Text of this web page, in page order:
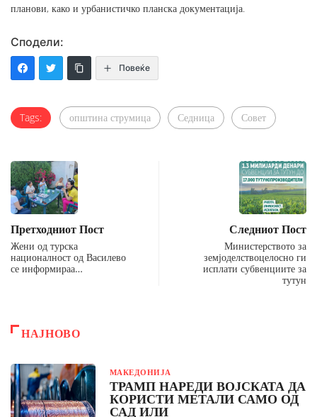
планови, како и урбанистичко планска документација.
Сподели:
Повеќе
Tags: општина струмица Седница Совет
Претходниот Пост
Жени од турска
националност од Василево
се информираа…
Следниот Пост
Министерството за
земјоделствоцелосно ги
исплати субвенциите за
тутун
НАЈНОВО
МАКЕДОНИЈА
ТРАМП НАРЕДИ ВОЈСКАТА ДА
КОРИСТИ МЕТАЛИ САМО ОД
САД ИЛИ